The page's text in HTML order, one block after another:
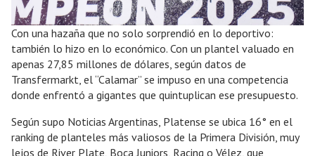
Con una hazaña que no solo sorprendió en lo deportivo:
también lo hizo en lo económico. Con un plantel valuado en
apenas 27,85 millones de dólares, según datos de
Transfermarkt, el “Calamar” se impuso en una competencia
donde enfrentó a gigantes que quintuplican ese presupuesto.
Según supo Noticias Argentinas, Platense se ubica 16° en el
ranking de planteles más valiosos de la Primera División, muy
lejos de River Plate, Boca Juniors, Racing o Vélez, que